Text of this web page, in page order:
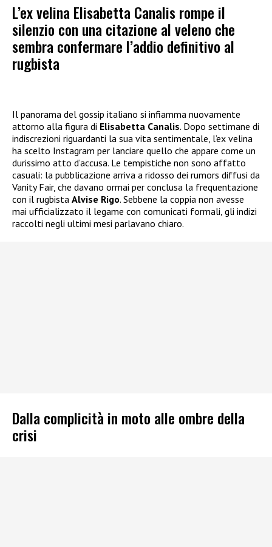
L’ex velina Elisabetta Canalis rompe il
silenzio con una citazione al veleno che
sembra confermare l’addio definitivo al
rugbista
Il panorama del gossip italiano si infiamma nuovamente
attorno alla figura di Elisabetta Canalis. Dopo settimane di
indiscrezioni riguardanti la sua vita sentimentale, l’ex velina
ha scelto Instagram per lanciare quello che appare come un
durissimo atto d’accusa. Le tempistiche non sono affatto
casuali: la pubblicazione arriva a ridosso dei rumors diffusi da
Vanity Fair, che davano ormai per conclusa la frequentazione
con il rugbista Alvise Rigo. Sebbene la coppia non avesse
mai ufficializzato il legame con comunicati formali, gli indizi
raccolti negli ultimi mesi parlavano chiaro.
Dalla complicità in moto alle ombre della
crisi